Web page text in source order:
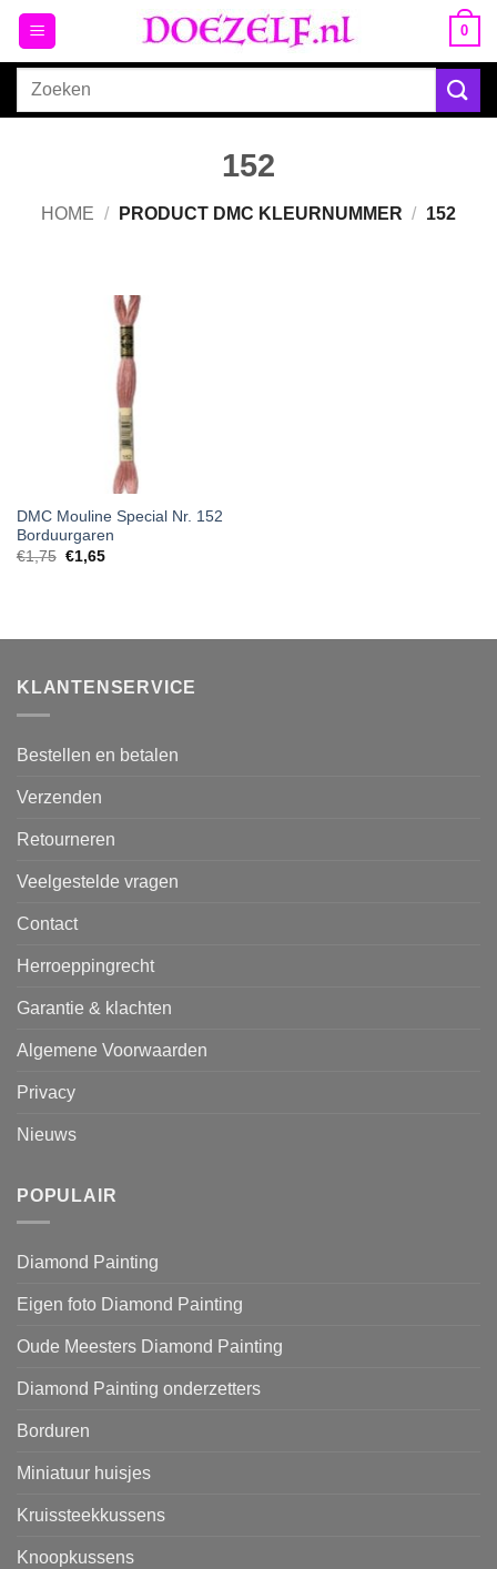
Ga
naar
inhoud
0
Zoeken
152
HOME / PRODUCT DMC KLEURNUMMER / 152
DMC Mouline Special Nr. 152
Borduurgaren
€1,75 €1,65
KLANTENSERVICE
Bestellen en betalen
Verzenden
Retourneren
Veelgestelde vragen
Contact
Herroeppingrecht
Garantie & klachten
Algemene Voorwaarden
Privacy
Nieuws
POPULAIR
Diamond Painting
Eigen foto Diamond Painting
Oude Meesters Diamond Painting
Diamond Painting onderzetters
Borduren
Miniatuur huisjes
Kruissteekkussens
Knoopkussens